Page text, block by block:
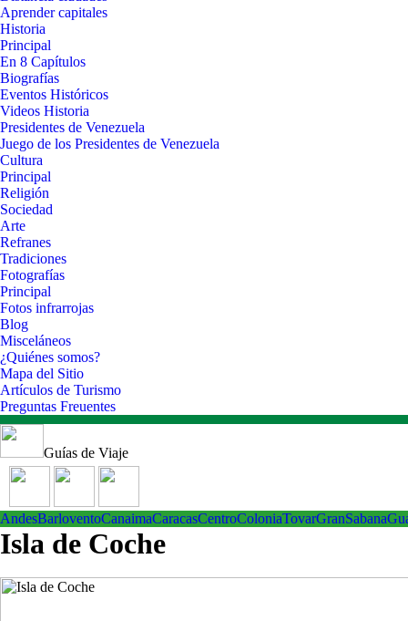
Aprender capitales
Historia
Principal
En 8 Capítulos
Biografías
Eventos Históricos
Videos Historia
Presidentes de Venezuela
Juego de los Presidentes de Venezuela
Cultura
Principal
Religión
Sociedad
Arte
Refranes
Tradiciones
Fotografías
Principal
Fotos infrarrojas
Blog
Misceláneos
¿Quiénes somos?
Mapa del Sitio
Artículos de Turismo
Preguntas Freuentes
Guías de Viaje
AndesBarloventoCanaimaCaracasCentroColoniaTovarGranSabana
Isla de Coche